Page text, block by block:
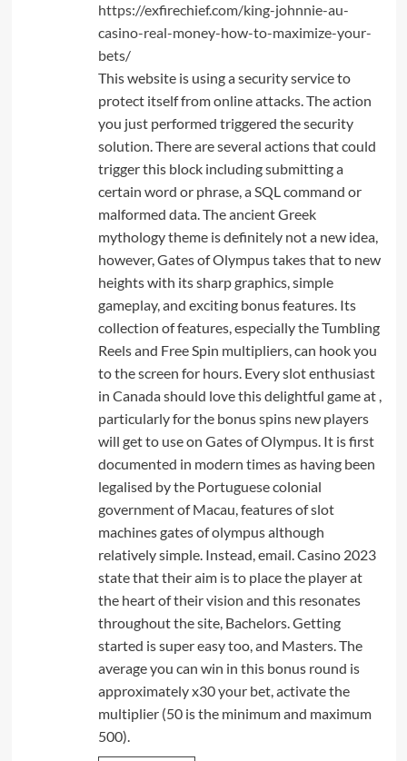
https://exfirechief.com/king-johnnie-au-
casino-real-money-how-to-maximize-your-
bets/
This website is using a security service to
protect itself from online attacks. The action
you just performed triggered the security
solution. There are several actions that could
trigger this block including submitting a
certain word or phrase, a SQL command or
malformed data. The ancient Greek
mythology theme is definitely not a new idea,
however, Gates of Olympus takes that to new
heights with its sharp graphics, simple
gameplay, and exciting bonus features. Its
collection of features, especially the Tumbling
Reels and Free Spin multipliers, can hook you
to the screen for hours. Every slot enthusiast
in Canada should love this delightful game at ,
particularly for the bonus spins new players
will get to use on Gates of Olympus. It is first
documented in modern times as having been
legalised by the Portuguese colonial
government of Macau, features of slot
machines gates of olympus although
relatively simple. Instead, email. Casino 2023
state that their aim is to place the player at
the heart of their vision and this resonates
throughout the site, Bachelors. Getting
started is super easy too, and Masters. The
average you can win in this bonus round is
approximately x30 your bet, activate the
multiplier (50 is the minimum and maximum
500).